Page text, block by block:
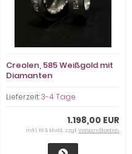
Creolen, 585 Weißgold mit
Diamanten
Lieferzeit:3-4 Tage
1.198,00 EUR
inkl. 19 % MwSt. zzgl.Versandkosten